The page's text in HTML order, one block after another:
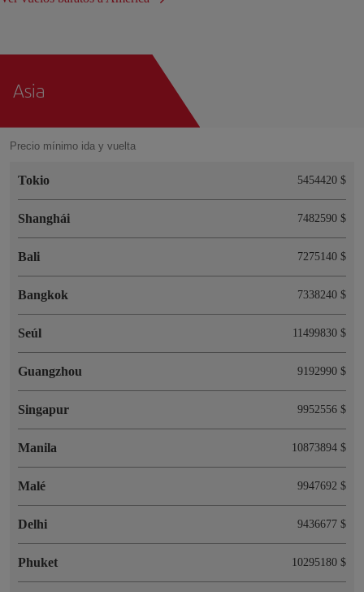
Asia
Precio mínimo ida y vuelta
Tokio 5454420 $
Shanghái 7482590 $
Bali 7275140 $
Bangkok 7338240 $
Seúl 11499830 $
Guangzhou 9192990 $
Singapur 9952556 $
Manila 10873894 $
Malé 9947692 $
Delhi 9436677 $
Phuket 10295180 $